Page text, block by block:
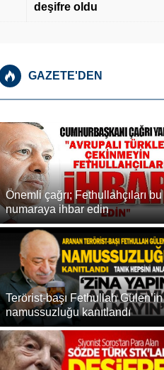
deşifre oldu
GAZETE'DEN
Önemli çağrı; Fethullahçıları bu
numaraya ihbar edin
Terörist-başı Fethullah Gülen’in
namussuzluğu kanıtlandı